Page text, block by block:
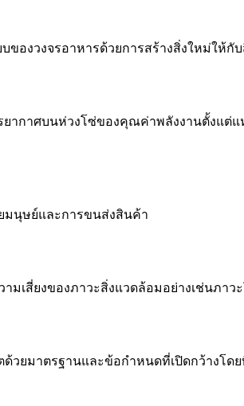
องวงจรอาหารด้วยการสร้างสิ่งใหม่ให้กั
กาศบนห่วงโซ่ของคุณค่าพลังงานตั้งแต่แ
มนุษย์และการขนส่งสินค้า
มเสี่ยงของภาวะสิ่งแวดล้อมอย่างเช่นภาว
วยมาตรฐานและข้อกำหนดที่เปิดกว้างโ